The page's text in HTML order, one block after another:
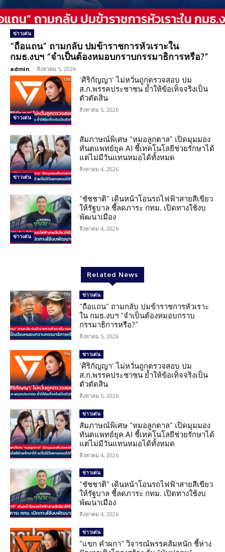
ข่าวเด่น
“ถือแถน” ถามกลับ ปมข้าราชการหัวเราะใน
กมธ.งบฯ “จำเป็นต้องหมอบกราบกรรมาธิการหรือ?”
admin - สิงหาคม 5, 2026
ข่าวเด่น
‘ศิริกัญญา’ ไม่หวั่นถูกตรวจสอบ ปม
ส.ก.พรรคประชาชน ย้ำให้ข้อเท็จจริงเป็น
ตัวตัดสิน
สิงหาคม 5, 2026
ข่าวเด่น
สัมภาษณ์พิเศษ “หมอลูกตาล” เปิดมุมมอง
ทันตแพทย์ยุค AI ชี้เทคโนโลยีช่วยรักษาได้
แต่ไม่มีวันแทนหมอได้ทั้งหมด
สิงหาคม 4, 2026
ข่าวเด่น
“ชัชชาติ” เดินหน้าโอนรถไฟฟ้าสายสีเขียว
ให้รัฐบาล ชี้ลดภาระ กทม. เปิดทางใช้งบ
พัฒนาเมือง
สิงหาคม 4, 2026
Related News
ข่าวเด่น
“ถือแถน” ถามกลับ ปมข้าราชการหัวเราะ
ใน กมธ.งบฯ “จำเป็นต้องหมอบกราบ
กรรมาธิการหรือ?”
สิงหาคม 5, 2026
ข่าวเด่น
‘ศิริกัญญา’ ไม่หวั่นถูกตรวจสอบ ปม
ส.ก.พรรคประชาชน ย้ำให้ข้อเท็จจริงเป็น
ตัวตัดสิน
สิงหาคม 5, 2026
ข่าวเด่น
สัมภาษณ์พิเศษ “หมอลูกตาล” เปิดมุมมอง
ทันตแพทย์ยุค AI ชี้เทคโนโลยีช่วยรักษาได้
แต่ไม่มีวันแทนหมอได้ทั้งหมด
สิงหาคม 4, 2026
ข่าวเด่น
“ชัชชาติ” เดินหน้าโอนรถไฟฟ้าสายสีเขียว
ให้รัฐบาล ชี้ลดภาระ กทม. เปิดทางใช้งบ
พัฒนาเมือง
สิงหาคม 4, 2026
ข่าวเด่น
“แขก คำผกา” วิจารณ์พรรคส้มหนัก ชี้ห่าง